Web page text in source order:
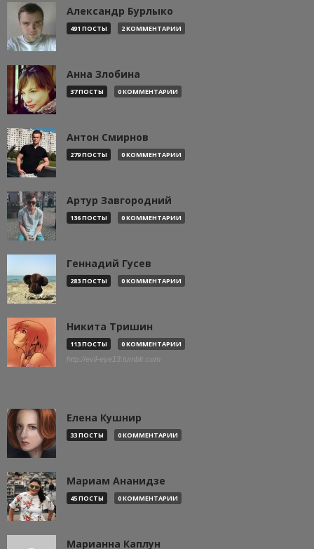
Александр Бурлыко
491 ПОСТЫ 2 КОММЕНТАРИИ
Анна Злобина
37 ПОСТЫ 0 КОММЕНТАРИИ
Антон Смирнов
279 ПОСТЫ 0 КОММЕНТАРИИ
Артур Завгородний
136 ПОСТЫ 0 КОММЕНТАРИИ
Геннадий Гусев
283 ПОСТЫ 0 КОММЕНТАРИИ
Никита Тришин
113 ПОСТЫ 0 КОММЕНТАРИИ
http://evil-eye13.tumblr.com
Елена Кушнир
33 ПОСТЫ 0 КОММЕНТАРИИ
Мариам Ананидзе
45 ПОСТЫ 0 КОММЕНТАРИИ
Марианна Каплун